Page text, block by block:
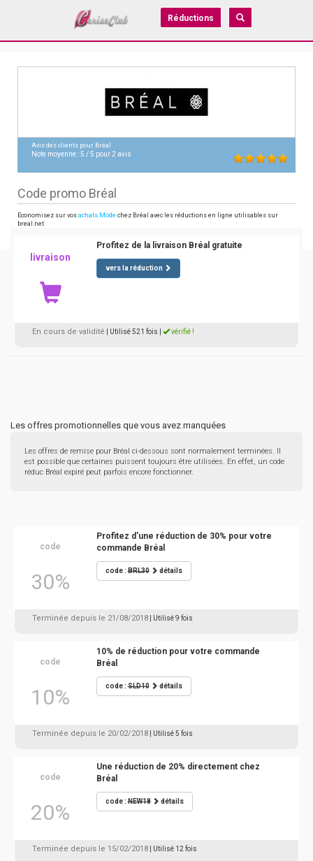
Réductions
Avis des clients pour Bréal
Note moyenne :5 /5 pour2 avis
Code promo Bréal
Economisez sur vos achats Mode chez Bréal avec les réductions en ligne utilisables sur
breal.net
livraison
Profitez de la livraison Bréal gratuite
vers la réduction
En cours de validité | Utilisé 521 fois vérifié !
Les offres promotionnelles que vous avez manquées
Les offres de remise pour Bréal ci-dessous sont normalement terminées. Il
est possible que certaines puissent toujours être utilisées. En effet, un code
réduc Bréal expiré peut parfois encore fonctionner.
code
30%
Profitez d'une réduction de 30% pour votre
commande Bréal
code :BRL30 détails
Terminée depuis le 21/08/2018 | Utilisé 9 fois
code
10%
10% de réduction pour votre commande
Bréal
code :SLD10 détails
Terminée depuis le 20/02/2018 | Utilisé 5 fois
code
20%
Une réduction de 20% directement chez
Bréal
code :NEW18 détails
Terminée depuis le 15/02/2018 | Utilisé 12 fois